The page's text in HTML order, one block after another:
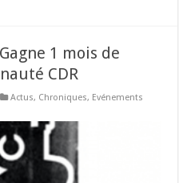
1 mois de
CDR
Actus, Chroniques, Evénements